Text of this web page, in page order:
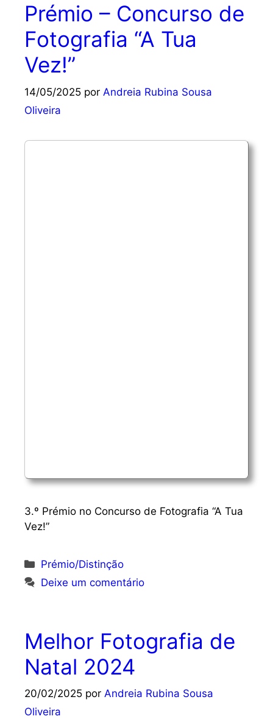
Prémio – Concurso de
Fotografia “A Tua
Vez!”
14/05/2025 por Andreia Rubina Sousa
Oliveira
3.º Prémio no Concurso de Fotografia “A Tua
Vez!”
Categorias
Prémio/Distinção
Deixe um comentário
Melhor Fotografia de
Natal 2024
20/02/2025 por Andreia Rubina Sousa
Oliveira